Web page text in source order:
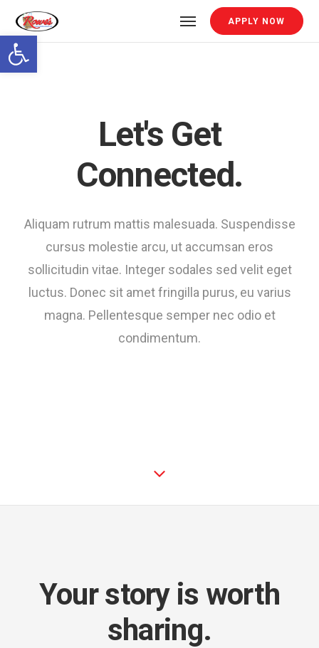
Open toolbar
APPLY NOW
Let's Get
Connected.
Aliquam rutrum mattis malesuada. Suspendisse
cursus molestie arcu, ut accumsan eros
sollicitudin vitae. Integer sodales sed velit eget
luctus. Donec sit amet fringilla purus, eu varius
magna. Pellentesque semper nec odio et
condimentum.
Your story is worth
sharing.